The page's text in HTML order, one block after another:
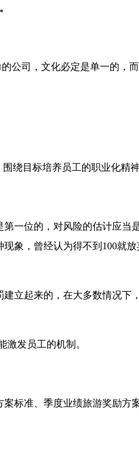
公司，文化必定是单一的，
绕目标培养员工的职业化精
一位的，对风险的估计应当
象，曾经认为得不到100就
立起来的，在大多数情况下
激发员工的机制。
标准、季度业绩旅游奖励方